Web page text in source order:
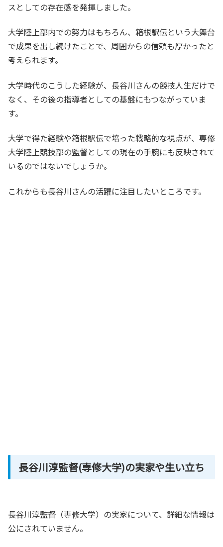
スとしての存在感を発揮しました。
大学陸上部内での努力はもちろん、箱根駅伝という大舞台
で成果を出し続けたことで、周囲からの信頼も厚かったと
考えられます。
大学時代のこうした経験が、長谷川さんの競技人生だけで
なく、その後の指導者としての基盤にもつながっていま
す。
大学で得た経験や箱根駅伝で培った戦略的な視点が、専修
大学陸上競技部の監督としての現在の手腕にも反映されて
いるのではないでしょうか。
これからも長谷川さんの活躍に注目したいところです。
長谷川淳監督(専修大学)の実家や生い立ち
長谷川淳監督（専修大学）の実家について、詳細な情報は
公にされていません。